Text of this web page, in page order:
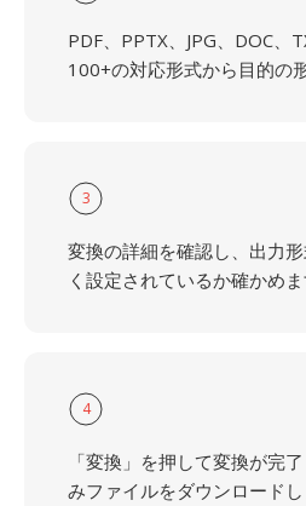
PDF、PPTX、JPG、DOC、
100+の対応形式から目的の
3
変換の詳細を確認し、出力
く設定されているか確かめま
4
「変換」を押して変換が完
みファイルをダウンロードし